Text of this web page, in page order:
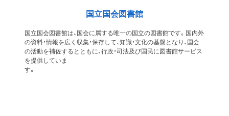
国立国会図書館
国立国会図書館は、国会に属する唯一の国立の図書館です。国内外
の資料・情報を広く収集・保存して、知識・文化の基盤となり、国会
の活動を補佐するとともに、行政・司法及び国民に図書館サービス
を提供していま
す